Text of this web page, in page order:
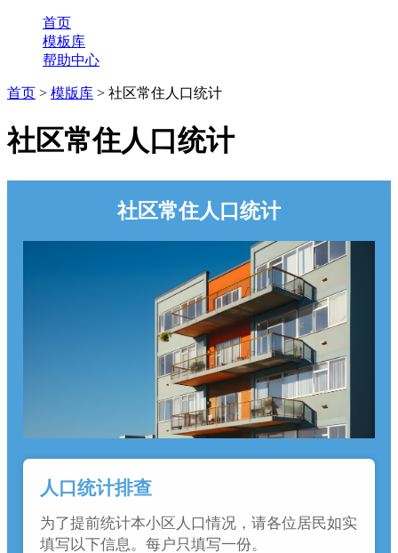
首页
模板库
帮助中心
首页 > 模版库 > 社区常住人口统计
社区常住人口统计